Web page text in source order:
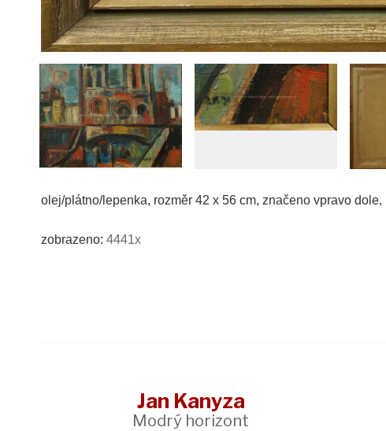
olej/plátno/lepenka, rozměr 42 x 56 cm, značeno vpravo
zobrazeno: 4441x
Jan Kanyza
Modrý horizont